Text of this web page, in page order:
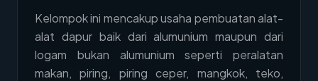
Penawaran
Blog
Kelompok ini mencakup usaha pembuatan alat-
alat dapur baik dari alumunium maupun dari
logam bukan alumunium seperti peralatan
makan, piring, piring ceper, mangkok, teko,